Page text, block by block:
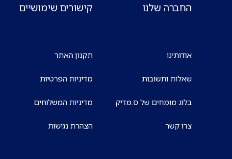
החברה שלנו
אודותינו
שאלות ותשובות
בלוג מומחים של ס.מדיק
צרו קשר
קישורים שימושיים
תקנון האתר
מדיניות הפרטיות
מדיניות המשלוחים
הצהרת נגישות